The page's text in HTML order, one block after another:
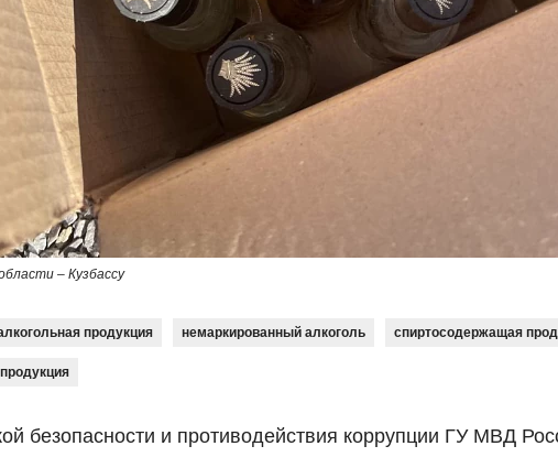
– Кузбассу
продукция немаркированный алкоголь спиртосодержащая
безопасности и противодействия коррупции ГУ МВД